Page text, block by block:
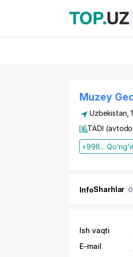
Muzey
Uzbekistan,
TADI
+998...
InfoSharhlar 0
Ish vaqti
E-mail